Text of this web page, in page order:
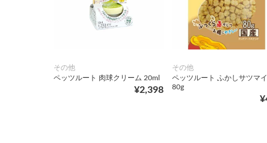
その他
ペッツルート 肉球クリーム 20ml
¥2,398
その他
ペッツルート ふかしサツマ
80g